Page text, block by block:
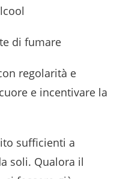
di fumare
regolarità e
e incentivare la
sufficienti a
soli. Qualora il